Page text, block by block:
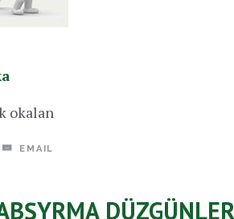
okalan
EMAIL